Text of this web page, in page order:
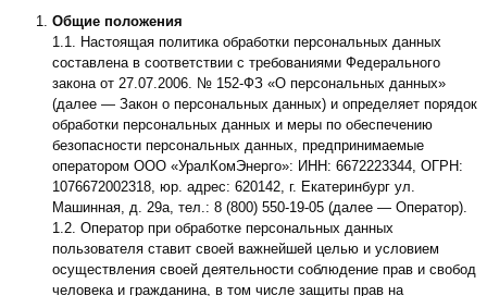
Общие положения
1.1. Настоящая политика обработки персональных данных
составлена в соответствии с требованиями Федерального
закона от 27.07.2006. № 152-ФЗ «О персональных данных»
(далее — Закон о персональных данных) и определяет порядок
обработки персональных данных и меры по обеспечению
безопасности персональных данных, предпринимаемые
оператором ООО «УралКомЭнерго»: ИНН: 6672223344, ОГРН:
1076672002318, юр. адрес: 620142, г. Екатеринбург ул.
Машинная, д. 29а, тел.: 8 (800) 550-19-05 (далее — Оператор).
1.2. Оператор при обработке персональных данных
пользователя ставит своей важнейшей целью и условием
осуществления своей деятельности соблюдение прав и свобод
человека и гражданина, в том числе защиты прав на